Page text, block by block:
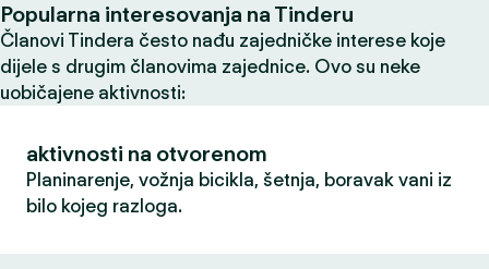
Popularna interesovanja na Tinderu
Članovi Tindera često nađu zajedničke interese koje
dijele s drugim članovima zajednice. Ovo su neke
uobičajene aktivnosti:
aktivnosti na otvorenom
Planinarenje, vožnja bicikla, šetnja, boravak vani iz
bilo kojeg razloga.